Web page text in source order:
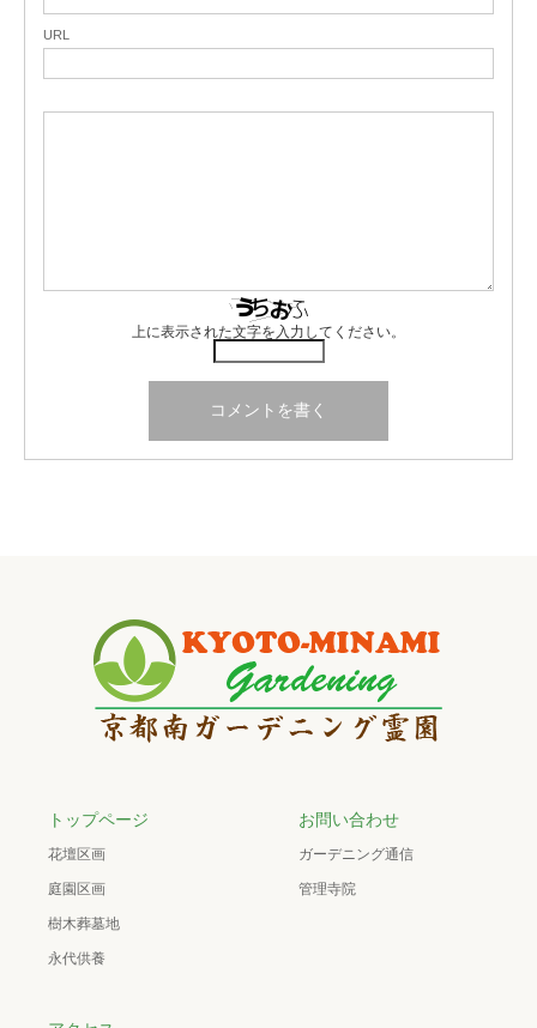
URL
上に表示された文字を入力してください。
トップページ
花壇区画
庭園区画
樹木葬墓地
永代供養
お問い合わせ
ガーデニング通信
管理寺院